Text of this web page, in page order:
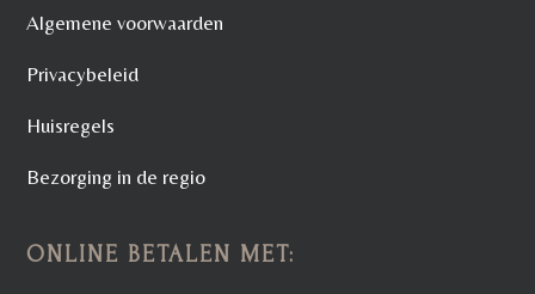
Algemene voorwaarden
Privacybeleid
Huisregels
Bezorging in de regio
ONLINE BETALEN MET: